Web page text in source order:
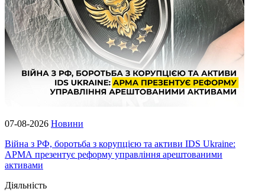
07-08-2026 Новини
Війна з РФ, боротьба з корупцією та активи IDS Ukraine:
АРМА презентує реформу управління арештованими
активами
Діяльність